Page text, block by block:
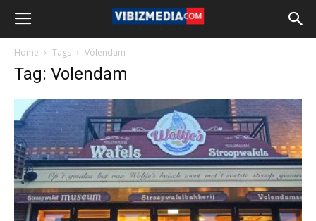
Home Tags Volendam
Tag: Volendam